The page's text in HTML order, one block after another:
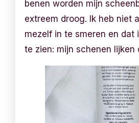
benen worden mijn
extreem droog. Ik heb niet
mezelf in te smeren en dat
te zien: mijn schenen lijken